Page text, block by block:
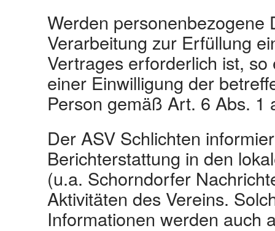
Werden personenbezogene
Verarbeitung zur Erfüllung
Vertrages erforderlich ist,
einer Einwilligung der
Person gemäß Art. 6 Abs. 1
Der ASV Schlichten
Berichterstattung in den
(u.a. Schorndorfer
Aktivitäten des Vereins.
Informationen werden auch